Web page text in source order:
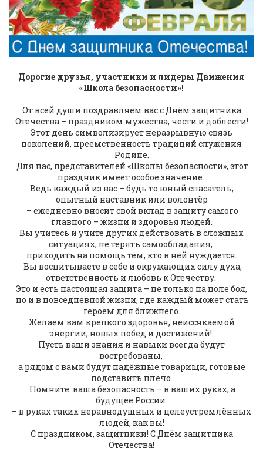
Дорогие друзья, участники и лидеры Движения
«Школа безопасности»!
От всей души поздравляем вас с Днём защитника
Отечества – праздником мужества, чести и доблести!
Этот день символизирует неразрывную связь
поколений, преемственность традиций служения
Родине.
Для нас, представителей «Школы безопасности», этот
праздник имеет особое значение.
Ведь каждый из вас – будь то юный спасатель,
опытный наставник или волонтёр
– ежедневно вносит свой вклад в защиту самого
главного – жизни и здоровья людей.
Вы учитесь и учите других действовать в сложных
ситуациях, не терять самообладания,
приходить на помощь тем, кто в ней нуждается.
Вы воспитываете в себе и окружающих силу духа,
ответственность и любовь к Отечеству.
Это и есть настоящая защита – не только на поле боя,
но и в повседневной жизни, где каждый может стать
героем для ближнего.
Желаем вам крепкого здоровья, неиссякаемой
энергии, новых побед и достижений!
Пусть ваши знания и навыки всегда будут
востребованы,
а рядом с вами будут надёжные товарищи, готовые
подставить плечо.
Помните: ваша безопасность – в ваших руках, а
будущее России
– в руках таких неравнодушных и целеустремлённых
людей, как вы!
С праздником, защитники! С Днём защитника
Отечества!